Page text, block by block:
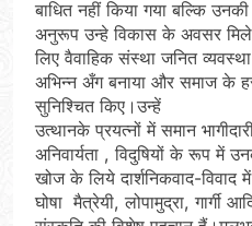
बाधित नहीं किया गया बल्कि
अनुरूप उन्हे विकास के अवसर
लिए वैवाहिक संस्था जनित
अभिन्न अँग बनाया और समाज के
सुनिश्चित किए।उन्हें
उत्थानके प्रयत्नों में समान
अनिवार्यता , विदुषियों के रूप में
खोज के लिये दार्शनिकवाद-विवाद
घोषा मैत्रेयी, लोपामुद्रा, गार्गी